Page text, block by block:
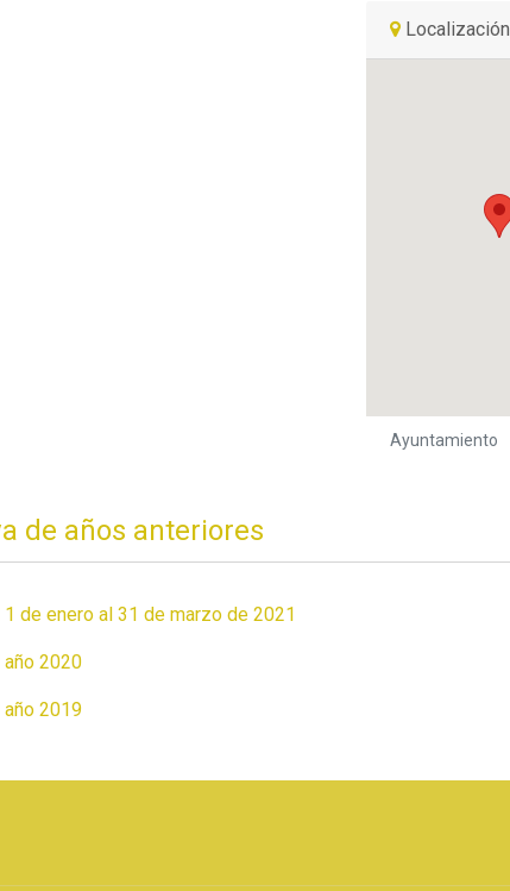
Localización
Ayuntamiento
de años anteriores
de enero al 31 de marzo de 2021
2020
2019